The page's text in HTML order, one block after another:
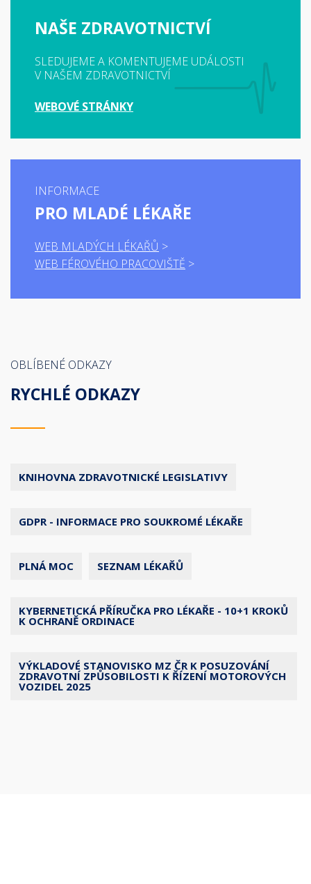
NAŠE ZDRAVOTNICTVÍ
SLEDUJEME A KOMENTUJEME UDÁLOSTI
V NAŠEM ZDRAVOTNICTVÍ
WEBOVÉ STRÁNKY
INFORMACE
PRO MLADÉ LÉKAŘE
WEB MLADÝCH LÉKAŘŮ
WEB FÉROVÉHO PRACOVIŠTĚ
OBLÍBENÉ ODKAZY
RYCHLÉ ODKAZY
KNIHOVNA ZDRAVOTNICKÉ LEGISLATIVY
GDPR - INFORMACE PRO SOUKROMÉ LÉKAŘE
PLNÁ MOC SEZNAM LÉKAŘŮ
KYBERNETICKÁ PŘÍRUČKA PRO LÉKAŘE - 10+1 KROKŮ
K OCHRANĚ ORDINACE
VÝKLADOVÉ STANOVISKO MZ ČR K POSUZOVÁNÍ
ZDRAVOTNÍ ZPŮSOBILOSTI K ŘÍZENÍ MOTOROVÝCH
VOZIDEL 2025